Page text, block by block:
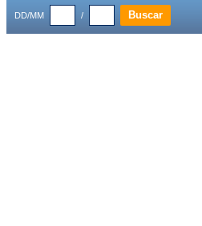
DD/MM /